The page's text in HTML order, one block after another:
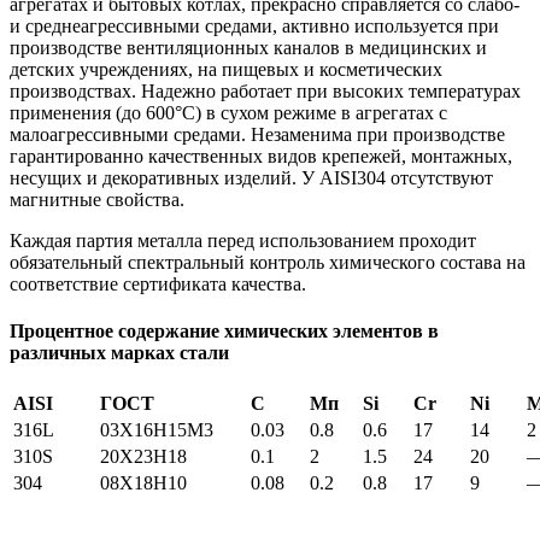
и среднеагрессивными средами, активно используется при
производстве вентиляционных каналов в медицинских и
детских учреждениях, на пищевых и косметических
производствах. Надежно работает при высоких температурах
применения (до 600°С) в сухом режиме в агрегатах с
малоагрессивными средами. Незаменима при производстве
гарантированно качественных видов крепежей, монтажных,
несущих и декоративных изделий. У AISI304 отсутствуют
магнитные свойства.
Каждая партия металла перед использованием проходит
обязательный спектральный контроль химического состава на
соответствие сертификата качества.
Процентное содержание химических элементов в
различных марках стали
AISI ГОСТ С Мп Si Cr Ni
316L
03X16H15M3 0.03 0.8 0.6 17 14
2
310S
20Х23Н18 0.1 2 1.5 24 20
304
08Х18Н10 0.08 0.2 0.8 17 9